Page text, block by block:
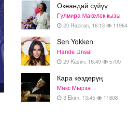
Океандай сүйүү
Гүлмира Макелек кызы
20 Haziran, 16:13 11964
Sen Yokken
Hande Ünsal
29 Kasım, 16:49 5700
Кара көздөрүң
Макс Мырза
3 Ekim, 13:45 11608